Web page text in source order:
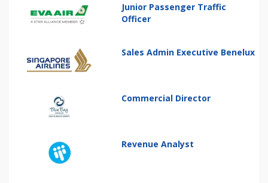
Junior Passenger Traffic
Officer
Sales Admin Executive Benelux
Commercial Director
Revenue Analyst